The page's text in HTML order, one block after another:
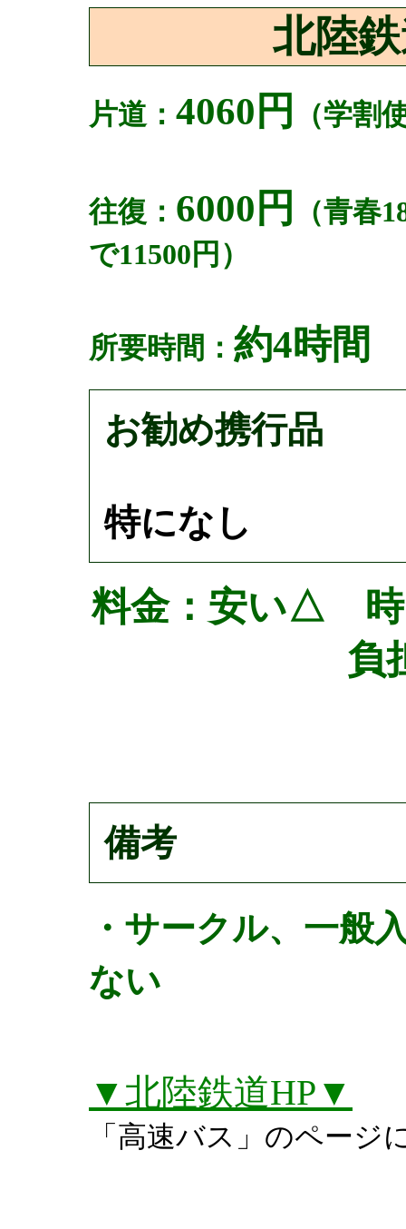
北陸
片道： 4060円 （学割
往復： 6000円
（青春
で11500円）
所要時間： 約4時間
お勧め携行品
特になし
料金：安い△
負
備考
・サークル、一般
ない
▼北陸鉄道HP▼
「高速バス」のページ